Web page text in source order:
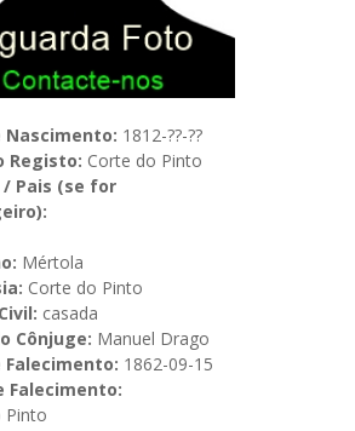
Nascimento: 1812-??-??
Registo: Corte do Pinto
Pais (se for
Mértola
Corte do Pinto
casada
Cônjuge: Manuel Drago
Falecimento: 1862-09-15
Falecimento:
Pinto